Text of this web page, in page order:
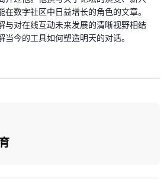
在数字社区中日益增长的角色的文章。
与对在线互动未来发展的清晰视野相结
当今的工具如何塑造明天的对话。